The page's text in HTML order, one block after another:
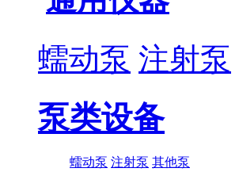
蠕动泵 注射泵
泵类设备
蠕动泵 注射泵 其他泵